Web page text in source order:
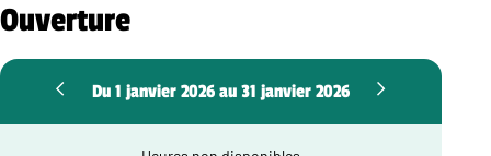
Ouverture
Du 1 janvier 2026 au 31 janvier 2026